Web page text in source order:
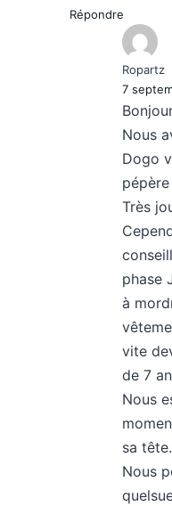
Répondre
Ropartz
7
Nous
Dogo
pépère
Très
phase
à
vite
de 7
Nous
sa tête.
Nous